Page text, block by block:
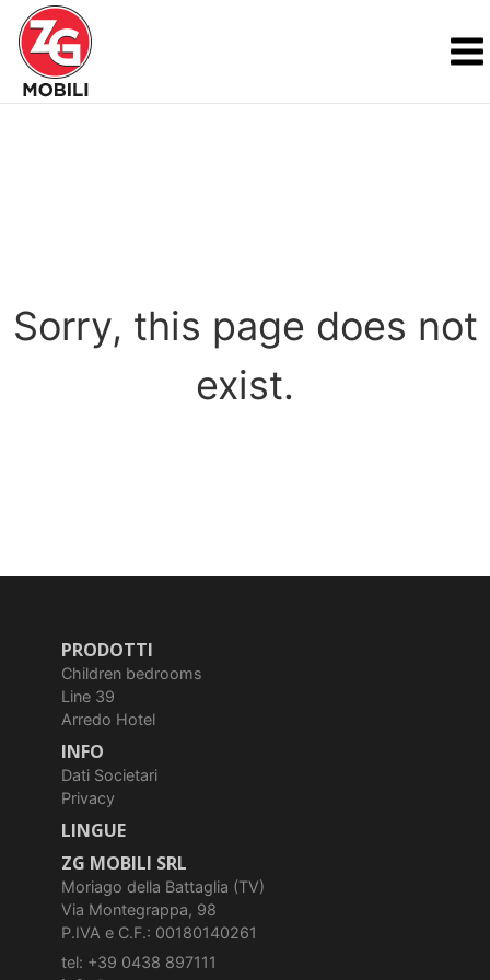
Sorry, this page does not
exist.
PRODOTTI
Children bedrooms
Line 39
Arredo Hotel
INFO
Dati Societari
Privacy
LINGUE
ZG MOBILI SRL
Moriago della Battaglia (TV)
Via Montegrappa, 98
P.IVA e C.F.: 00180140261
tel: +39 0438 897111